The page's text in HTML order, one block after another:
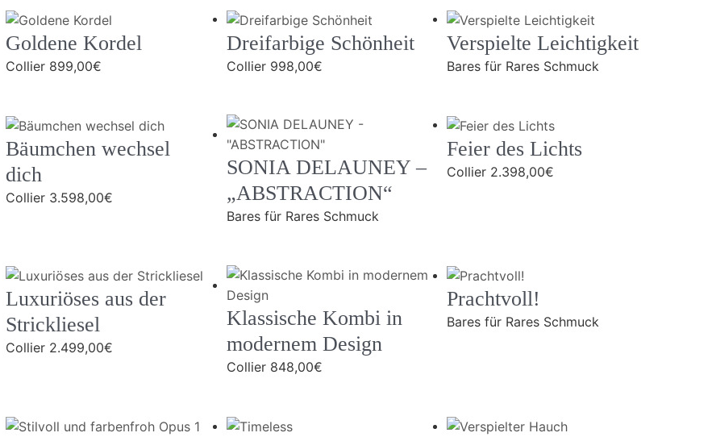
Goldene Kordel
Collier 899,00€
Dreifarbige Schönheit
Collier 998,00€
Verspielte Leichtigkeit
Bares für Rares Schmuck
Bäumchen wechsel
dich
Collier 3.598,00€
SONIA DELAUNEY –
„ABSTRACTION“
Bares für Rares Schmuck
Feier des Lichts
Collier 2.398,00€
Luxuriöses aus der
Strickliesel
Collier 2.499,00€
Klassische Kombi in
modernem Design
Collier 848,00€
Prachtvoll!
Bares für Rares Schmuck